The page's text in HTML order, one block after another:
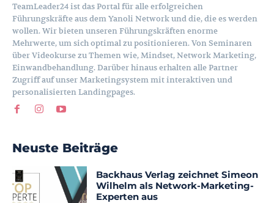
TeamLeader24 ist das Portal für alle erfolgreichen
Führungskräfte aus dem Yanoli Network und die, die es werden
wollen. Wir bieten unseren Führungskräften enorme
Mehrwerte, um sich optimal zu positionieren. Von Seminaren
über Videokurse zu Themen wie, Mindset, Network Marketing,
Einwandbehandlung. Darüber hinaus erhalten alle Partner
Zugriff auf unser Marketingsystem mit interaktiven und
personalisierten Landingpages.
Neuste Beiträge
Backhaus Verlag zeichnet Simeon
Wilhelm als Network-Marketing-
Experten aus